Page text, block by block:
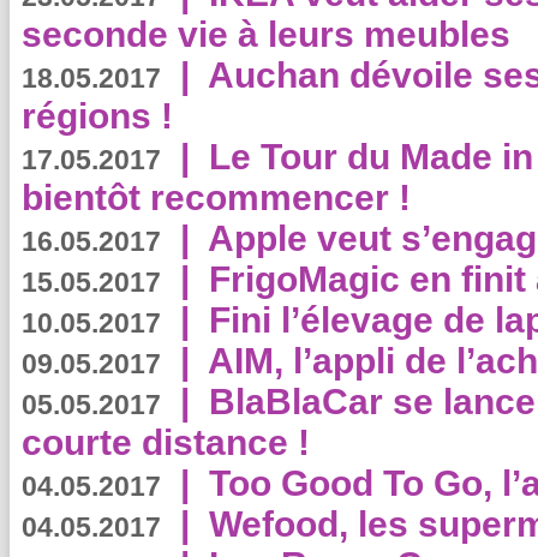
seconde vie à leurs meubles
18.05.2017 | Auchan dévoile
régions !
17.05.2017 | Le Tour du Made
bientôt recommencer !
16.05.2017 | Apple veut
15.05.2017 | FrigoMagic en
10.05.2017 | Fini l’élevage de
09.05.2017 | AIM, l’appli de
05.05.2017 | BlaBlaCar se
courte distance !
04.05.2017 | Too Good To Go,
04.05.2017 | Wefood, les